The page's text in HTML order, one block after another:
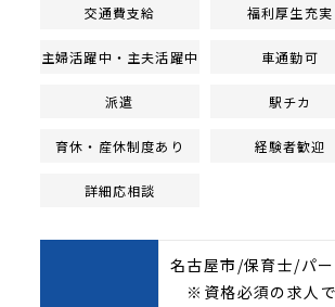
交通費支給 福利厚生充実
主婦活躍中・主夫活躍中 車通勤可
派遣 駅チカ
育休・産休制度あり 経験者歓迎
詳細応相談
名古屋市/保育士/パ
※資格必須の求人